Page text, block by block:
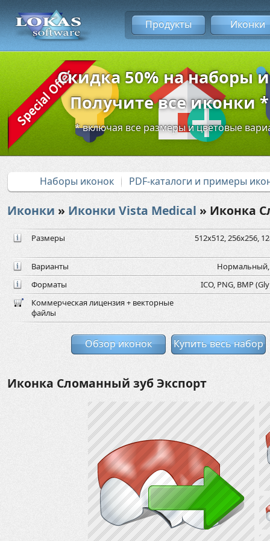
Продукты Иконки
Скидка 50% на наборы
Получите все иконки
* включая все размеры и цветовые
Наборы иконок PDF-каталоги и примеры
Иконки » Иконки Vista Medical » Иконка
Размеры 512x512, 256x256,
Варианты
Форматы
ICO, PNG, BMP
Коммерческая лицензия + векторные
файлы
Обзор иконок Купить весь набор
Иконка Сломанный зуб Экспорт